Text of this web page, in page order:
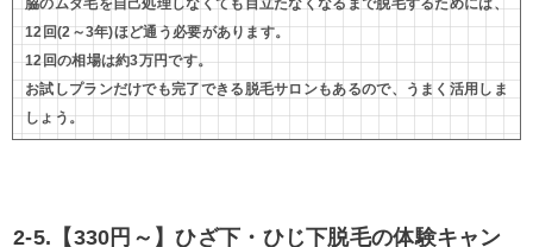
脇のムダ毛を自己処理しなくても目立たなくなるまで脱毛するためには、
12回(2～3年)ほど通う必要があります。
12回の相場は約3万円です。
お試しプランだけでも完了できる脱毛サロンもあるので、うまく活用しま
しょう。
2-5.【330円～】ひざ下・ひじ下脱毛の体験キャン